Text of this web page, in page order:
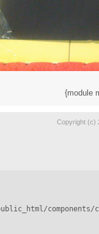
{module
Copyright (c)